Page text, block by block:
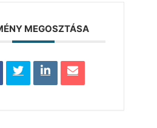
MEGOSZTÁSA